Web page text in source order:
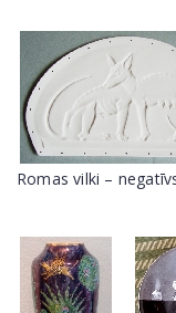
Romas vilki –